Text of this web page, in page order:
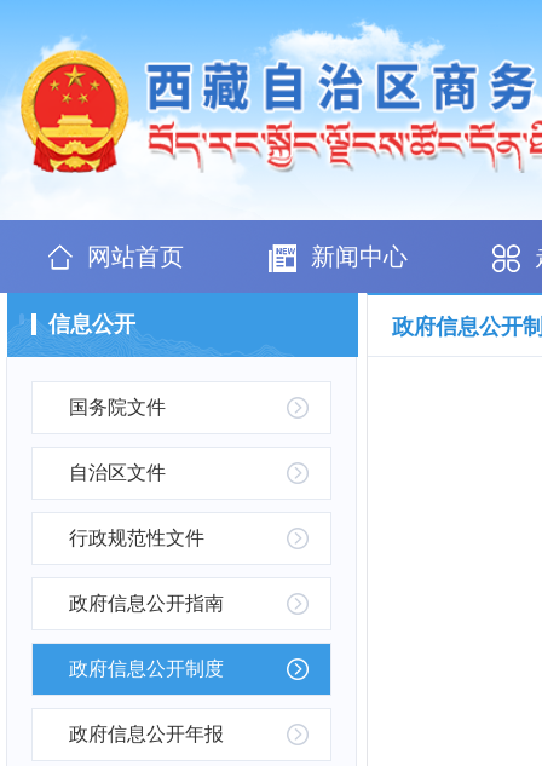
网站首页 新闻中心
信息公开
国务院文件
自治区文件
行政规范性文件
政府信息公开指南
政府信息公开制度
政府信息公开年报
政府信息公开